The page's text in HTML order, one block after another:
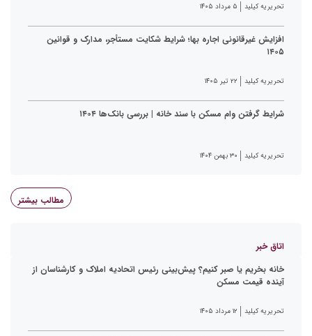
تحریریه کیلید ۵ مرداد ۱۴۰۵
افزایش غیرقانونی اجاره بها؛ شرایط شکایت مستأجر، مدارک و قوانین
۱۴۰۵
تحریریه کیلید ۲۲ تیر ۱۴۰۵
شرایط گرفتن وام مسکن با سند خانه | بررسی بانک‌ها ۱۴۰۴
تحریریه کیلید ۳۰ بهمن ۱۴۰۴
مطالب بیشتر
اتاق خبر
خانه بخریم یا صبر کنیم؟ پیش‌بینی رئیس اتحادیه املاک و کارشناسان از
آینده قیمت مسکن
تحریریه کیلید ۱۲ مرداد ۱۴۰۵